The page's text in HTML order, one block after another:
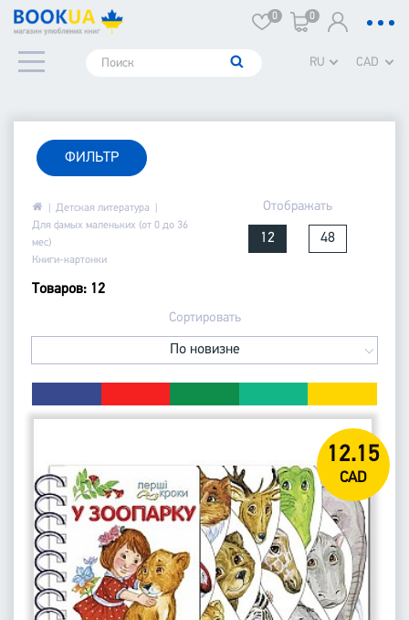
0 0
RU CAD
ФИЛЬТР
Детская литература
Для самых маленьких (от 0 до 36
мес)
Книги-картонки
Товаров: 12
Отображать
12 48
Сортировать
По новизне
12.15
CAD